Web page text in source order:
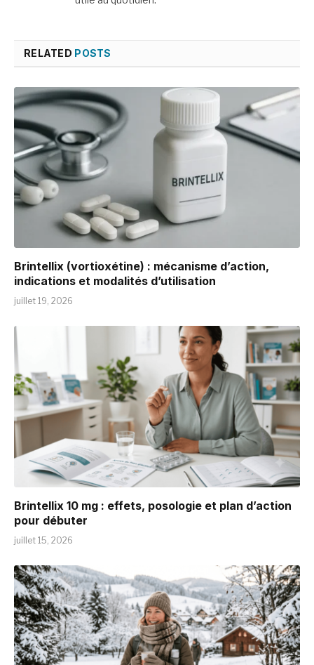
RELATED POSTS
Brintellix (vortioxétine) : mécanisme d’action,
indications et modalités d’utilisation
juillet 19, 2026
Brintellix 10 mg : effets, posologie et plan d’action
pour débuter
juillet 15, 2026